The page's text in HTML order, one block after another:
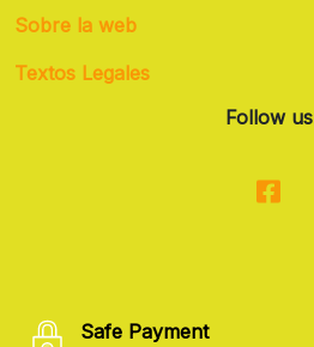
Sobre la web
Textos Legales
Follow us
Safe Payment